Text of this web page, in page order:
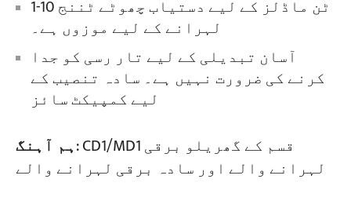
1-10 ٹن ماڈلز کے لیے دستیاب چھوٹے ٹننج
لہرانے کے لیے موزوں ہے۔
آسان تبدیلی کے لیے تار رسی کو جدا
کرنے کی ضرورت نہیں ہے۔ سادہ تنصیب کے
لیے کمپیکٹ سائز
ہم آہنگ: CD1/MD1 قسم کے گھریلو برقی
لہرانے والے اور سادہ برقی لہرانے والے